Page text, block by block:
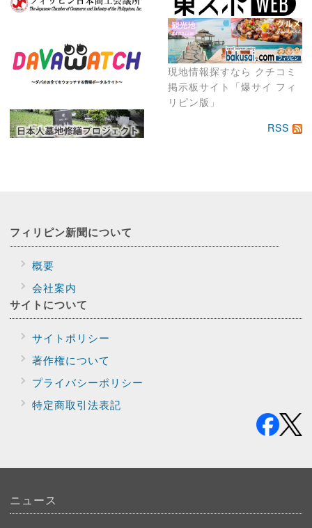
現地情報探すなら クチコミ
掲示板サイト「爆サイ フィ
リピン版」
RSS
フィリピン新聞について
概要
会社案内
サイトについて
サイトポリシー
著作権について
プライバシーポリシー
特定商取引法表記
ニュース